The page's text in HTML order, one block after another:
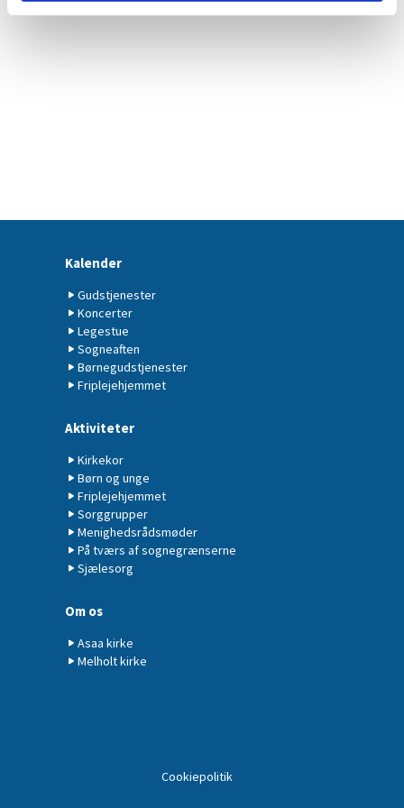
Kalender
Gudstjenester
Koncerter
Legestue
Sogneaften
Børnegudstjenester
Friplejehjemmet
Aktiviteter
Kirkekor
Børn og unge
Friplejehjemmet
Sorggrupper
Menighedsrådsmøder
På tværs af sognegrænserne
Sjælesorg
Om os
Asaa kirke
Melholt kirke
Cookiepolitik